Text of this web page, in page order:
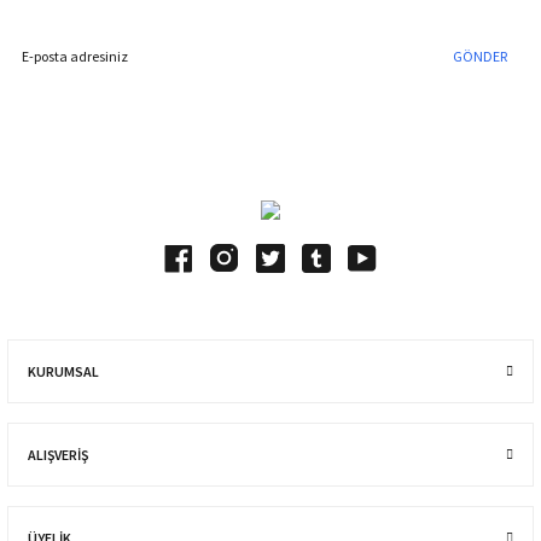
GÖNDER
KURUMSAL
ALIŞVERIŞ